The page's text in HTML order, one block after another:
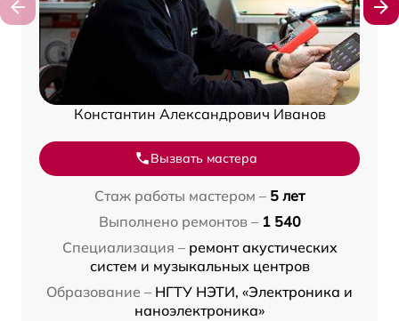
Константин Александрович Иванов
Вызвать мастера
Стаж работы мастером – 5 лет
Выполнено ремонтов – 1 540
Специализация – ремонт акустических
систем и музыкальных центров
Образование – НГТУ НЭТИ, «Электроника и
наноэлектроника»